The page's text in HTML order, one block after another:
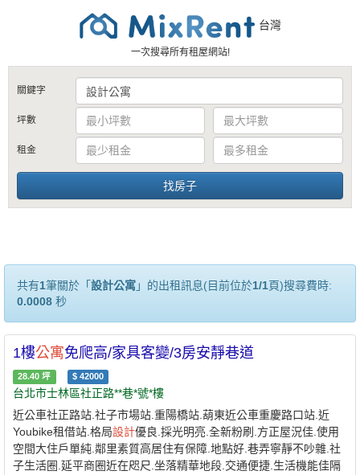
台灣
一次搜尋所有租屋網站!
關鍵字
坪數
租金
共有1筆關於「 設計公寓」的出租訊息(目前位於1/1頁)搜尋費時:
0.0008 秒
1樓公寓免爬高/家具客變/3房安靜巷道
28.40 坪 $ 42000
台北市士林區社正路**巷*號*樓
近公車社正路站.社子市場站.重陽橋站.葫東近公車重慶路口站.近
Youbike租借站.格局設計優良.採光明亮.全新粉刷.方正屋況佳.使用
空間大住戶單純.鄰里素質高居住有保障.地點好.巷弄寧靜不吵雜.社
子生活圈.延平商圈近在咫尺.坐落精華地段.交通便捷.生活機能佳隔